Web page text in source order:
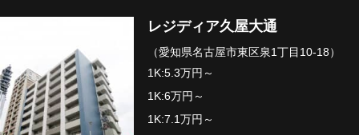
レジディア久屋大通
（愛知県名古屋市東区泉1丁目10-18）
1K:5.3万円～
1K:6万円～
1K:7.1万円～